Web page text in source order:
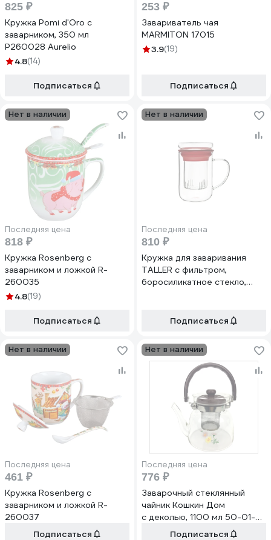
825 ₽
Кружка Pomi d'Oro с
заварником, 350 мл
P260028 Aurelio
4.8(14)
Подписаться
253 ₽
Завариватель чая
MARMITON 17015
3.9(19)
Подписаться
Нет в наличии
Последняя цена
818 ₽
Кружка Rosenberg с
заварником и ложкой R-
260035
4.8(19)
Подписаться
Нет в наличии
Последняя цена
810 ₽
Кружка для заваривания
TALLER с фильтром,
боросиликатное стекло,
Подписаться
Нет в наличии
Последняя цена
461 ₽
Кружка Rosenberg с
заварником и ложкой R-
260037
Подписаться
Нет в наличии
Последняя цена
776 ₽
Заварочный стеклянный
чайник Кошкин Дом
с деколью, 1100 мл 50-01-
Подписаться